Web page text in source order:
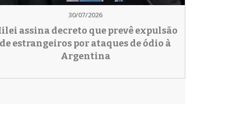
30/07/2026
assina decreto que prevê expulsão
de estrangeiros por ataques de ódio à
Argentina